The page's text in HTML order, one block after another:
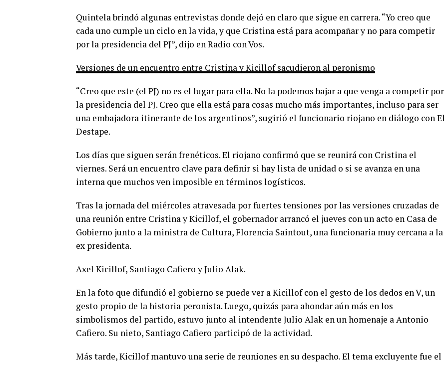
Quintela brindó algunas entrevistas donde dejó en claro que sigue en carrera. “Yo creo que
cada uno cumple un ciclo en la vida, y que Cristina está para acompañar y no para competir
por la presidencia del PJ”, dijo en Radio con Vos.
Versiones de un encuentro entre Cristina y Kicillof sacudieron al peronismo
“Creo que este (el PJ) no es el lugar para ella. No la podemos bajar a que venga a competir por
la presidencia del PJ. Creo que ella está para cosas mucho más importantes, incluso para ser
una embajadora itinerante de los argentinos”, sugirió el funcionario riojano en diálogo con El
Destape.
Los días que siguen serán frenéticos. El riojano confirmó que se reunirá con Cristina el
viernes. Será un encuentro clave para definir si hay lista de unidad o si se avanza en una
interna que muchos ven imposible en términos logísticos.
Tras la jornada del miércoles atravesada por fuertes tensiones por las versiones cruzadas de
una reunión entre Cristina y Kicillof, el gobernador arrancó el jueves con un acto en Casa de
Gobierno junto a la ministra de Cultura, Florencia Saintout, una funcionaria muy cercana a la
ex presidenta.
Axel Kicillof, Santiago Cafiero y Julio Alak.
En la foto que difundió el gobierno se puede ver a Kicillof con el gesto de los dedos en V, un
gesto propio de la historia peronista. Luego, quizás para ahondar aún más en los
simbolismos del partido, estuvo junto al intendente Julio Alak en un homenaje a Antonio
Cafiero. Su nieto, Santiago Cafiero participó de la actividad.
Más tarde, Kicillof mantuvo una serie de reuniones en su despacho. El tema excluyente fue el